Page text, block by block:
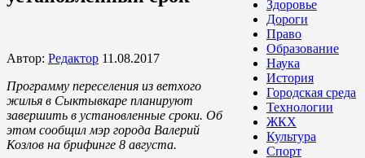
Здоровье
Дороги
Право
Образование
Наука
История
Городская среда
Технологии
ЖКХ
Культура
Спорт
Автор: Редактор 11.08.2017
Программу переселения из ветхого
жилья в Сыктывкаре планируют
завершить в установленные сроки. Об
этом сообщил мэр города Валерий
Козлов на брифинге 8 августа.